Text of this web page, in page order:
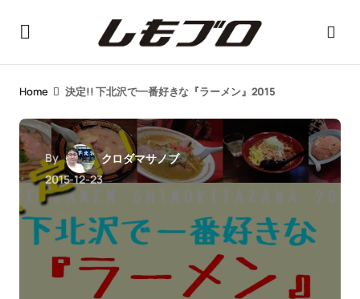
Home 決定!! 下北沢で一番好きな『ラーメン』2015
By
クロダマサノブ
2015-12-23